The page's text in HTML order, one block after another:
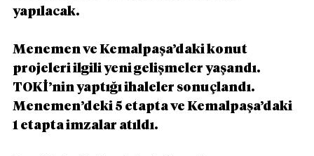
yapılacak.
Menemen ve Kemalpaşa’daki konut
projeleri ilgili yeni gelişmeler yaşandı.
TOKİ’nin yaptığı ihaleler sonuçlandı.
Menemen’deki 5 etapta ve Kemalpaşa’daki
1 etapta imzalar atıldı.